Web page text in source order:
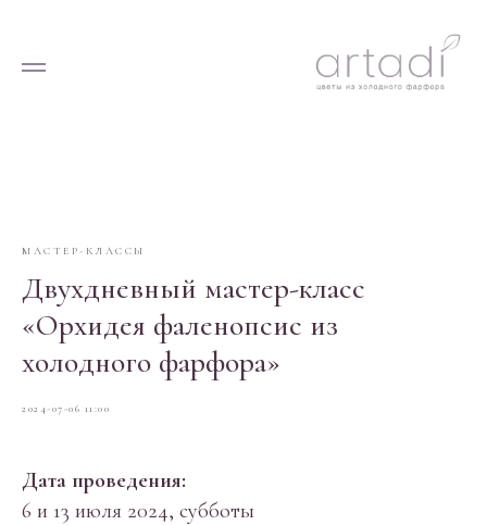
МАСТЕР-КЛАССЫ
Двухдневный мастер-класс
«Орхидея фаленопсис из
холодного фарфора»
2024-07-06 11:00
Дата проведения:
6 и 13 июля 2024, субботы